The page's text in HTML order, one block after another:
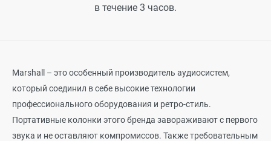
в течение 3 часов.
Marshall – это особенный производитель аудиосистем,
который соединил в себе высокие технологии
профессионального оборудования и ретро-стиль.
Портативные колонки этого бренда завораживают с первого
звука и не оставляют компромиссов. Также требовательным